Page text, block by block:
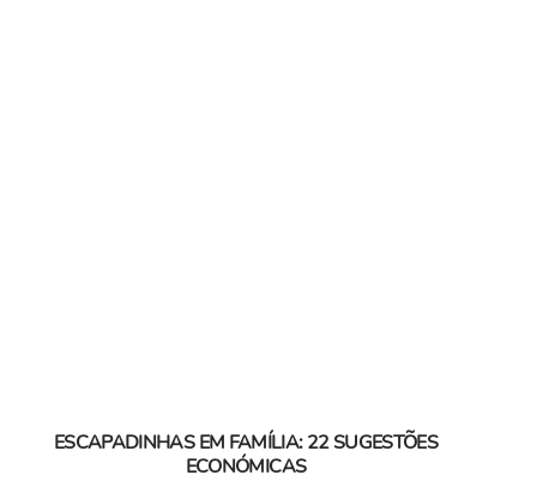
ESCAPADINHAS EM FAMÍLIA: 22 SUGESTÕES
ECONÓMICAS